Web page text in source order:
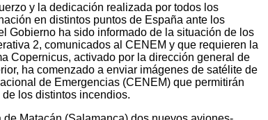
y la dedicación realizada por todos los
en distintos puntos de España ante los
Gobierno ha sido informado de la situación de los
2, comunicados al CENEM y que requieren la
Copernicus, activado por la dirección general de
ha comenzado a enviar imágenes de satélite de
de Emergencias (CENEM) que permitirán
los distintos incendios.